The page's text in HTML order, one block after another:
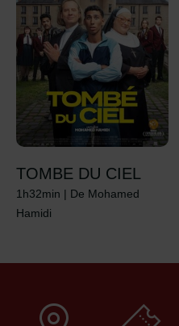
TOMBE DU CIEL
1h32min | De Mohamed
Hamidi
Liste de liens